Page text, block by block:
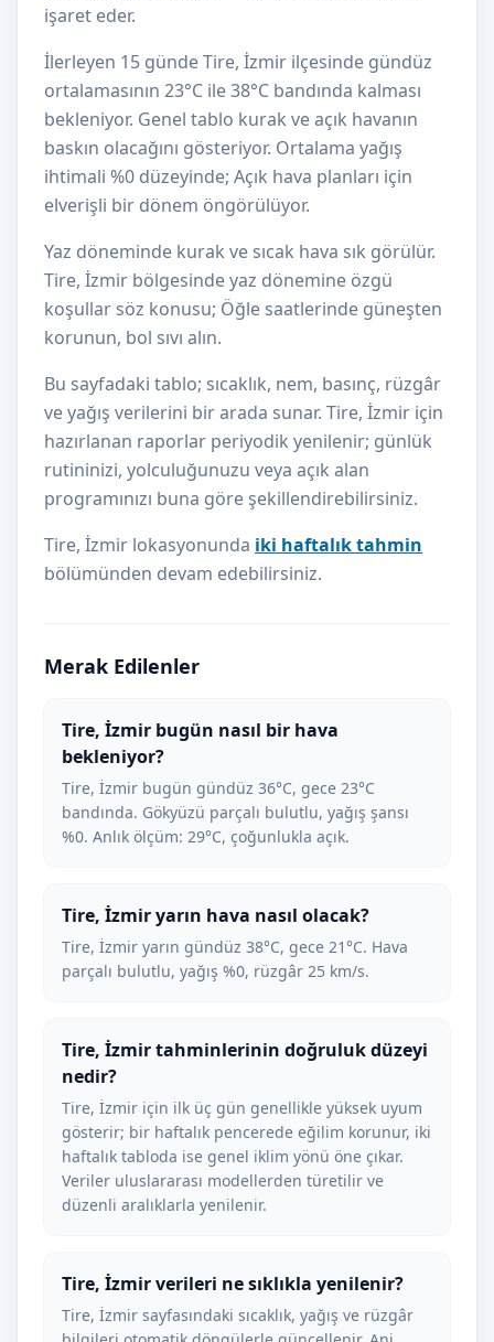
işaret eder.
İlerleyen 15 günde Tire, İzmir ilçesinde gündüz
ortalamasının 23°C ile 38°C bandında kalması
bekleniyor. Genel tablo kurak ve açık havanın
baskın olacağını gösteriyor. Ortalama yağış
ihtimali %0 düzeyinde; Açık hava planları için
elverişli bir dönem öngörülüyor.
Yaz döneminde kurak ve sıcak hava sık görülür.
Tire, İzmir bölgesinde yaz dönemine özgü
koşullar söz konusu; Öğle saatlerinde güneşten
korunun, bol sıvı alın.
Bu sayfadaki tablo; sıcaklık, nem, basınç, rüzgâr
ve yağış verilerini bir arada sunar. Tire, İzmir için
hazırlanan raporlar periyodik yenilenir; günlük
rutininizi, yolculuğunuzu veya açık alan
programınızı buna göre şekillendirebilirsiniz.
Tire, İzmir lokasyonunda iki haftalık tahmin
bölümünden devam edebilirsiniz.
Merak Edilenler
Tire, İzmir bugün nasıl bir hava
bekleniyor?
Tire, İzmir bugün gündüz 36°C, gece 23°C
bandında. Gökyüzü parçalı bulutlu, yağış şansı
%0. Anlık ölçüm: 29°C, çoğunlukla açık.
Tire, İzmir yarın hava nasıl olacak?
Tire, İzmir yarın gündüz 38°C, gece 21°C. Hava
parçalı bulutlu, yağış %0, rüzgâr 25 km/s.
Tire, İzmir tahminlerinin doğruluk düzeyi
nedir?
Tire, İzmir için ilk üç gün genellikle yüksek uyum
gösterir; bir haftalık pencerede eğilim korunur, iki
haftalık tabloda ise genel iklim yönü öne çıkar.
Veriler uluslararası modellerden türetilir ve
düzenli aralıklarla yenilenir.
Tire, İzmir verileri ne sıklıkla yenilenir?
Tire, İzmir sayfasındaki sıcaklık, yağış ve rüzgâr